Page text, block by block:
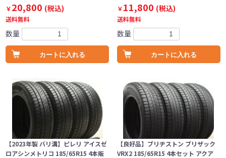
￥20,800 (税込)
送料無料
数量
カートに入れる
￥11,800 (税込)
送料無料
数量
カートに入れる
【2023年製 バリ溝】ピレリ アイスゼ
ロアシンメトリコ 185/65R15 4本販
【良好品】ブリヂストン ブリザック
VRX2 185/65R15 4本セット アクア